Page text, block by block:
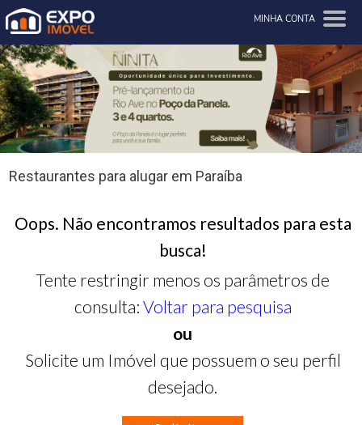
MINHA CONTA
Restaurantes para alugar em Paraíba
Oops. Não encontramos resultados para esta
busca!
Tente restringir menos os parâmetros de
consulta: Voltar para pesquisa
ou
Solicite um Imóvel que possuem o seu perfil
desejado.